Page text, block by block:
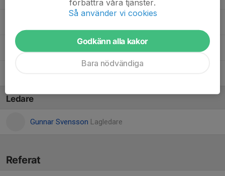
Ledare
Gunnar Svensson Lagledare
Referat
förbättra våra tjänster.
Så använder vi cookies
Godkänn alla kakor
Bara nödvändiga